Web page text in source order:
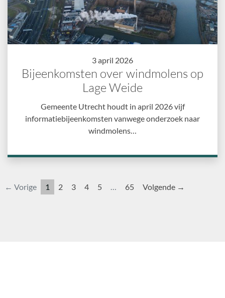
3 april 2026
Bijeenkomsten over windmolens op
Lage Weide
Gemeente Utrecht houdt in april 2026 vijf
informatiebijeenkomsten vanwege onderzoek naar
windmolens…
← Vorige 1 2 3 4 5 … 65 Volgende →